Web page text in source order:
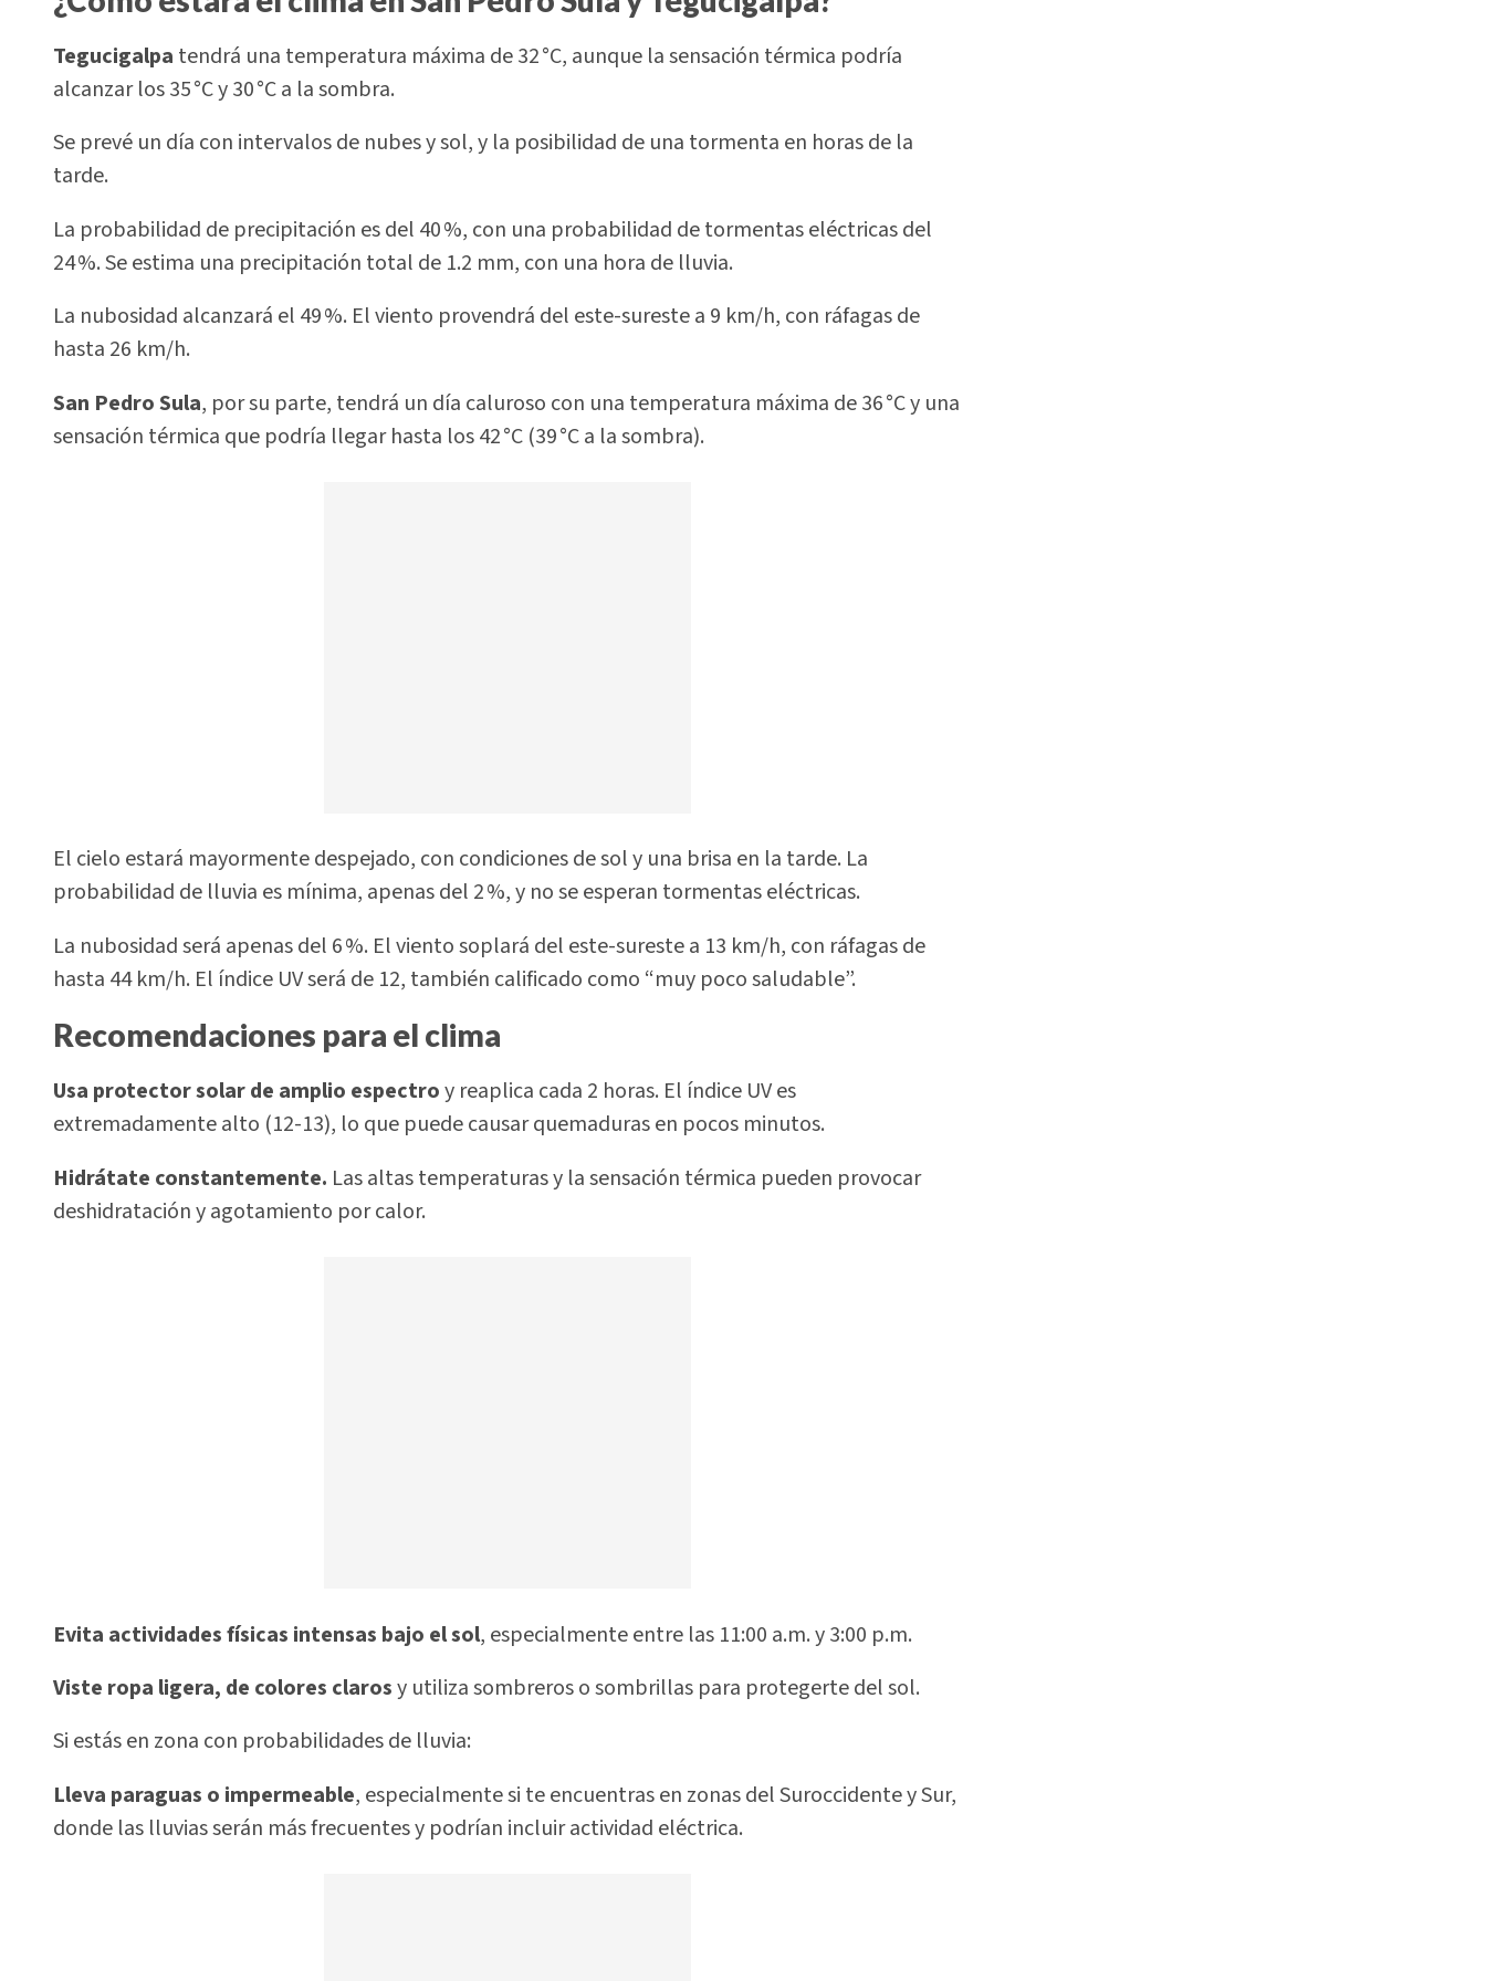
Tegucigalpa tendrá una temperatura máxima de 32 °C, aunque la sensación térmica podría
alcanzar los 35 °C y 30 °C a la sombra.
Se prevé un día con intervalos de nubes y sol, y la posibilidad de una tormenta en horas de la
tarde.
La probabilidad de precipitación es del 40 %, con una probabilidad de tormentas eléctricas del
24 %. Se estima una precipitación total de 1.2 mm, con una hora de lluvia.
La nubosidad alcanzará el 49 %. El viento provendrá del este-sureste a 9 km/h, con ráfagas de
hasta 26 km/h.
San Pedro Sula, por su parte, tendrá un día caluroso con una temperatura máxima de 36 °C y una
sensación térmica que podría llegar hasta los 42 °C (39 °C a la sombra).
El cielo estará mayormente despejado, con condiciones de sol y una brisa en la tarde. La
probabilidad de lluvia es mínima, apenas del 2 %, y no se esperan tormentas eléctricas.
La nubosidad será apenas del 6 %. El viento soplará del este-sureste a 13 km/h, con ráfagas de
hasta 44 km/h. El índice UV será de 12, también calificado como “muy poco saludable”.
Recomendaciones para el clima
Usa protector solar de amplio espectroy reaplica cada 2 horas. El índice UV es
extremadamente alto (12-13), lo que puede causar quemaduras en pocos minutos.
Hidrátate constantemente. Las altas temperaturas y la sensación térmica pueden provocar
deshidratación y agotamiento por calor.
Evita actividades físicas intensas bajo el sol, especialmente entre las 11:00 a.m. y 3:00 p.m.
Viste ropa ligera, de colores clarosy utiliza sombreros o sombrillas para protegerte del sol.
Si estás en zona con probabilidades de lluvia:
Lleva paraguas o impermeable, especialmente si te encuentras en zonas del Suroccidente y Sur,
donde las lluvias serán más frecuentes y podrían incluir actividad eléctrica.